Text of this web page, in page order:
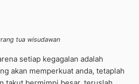
tua wisudawan
setiap kegagalan adalah
akan memperkuat anda, tetaplah